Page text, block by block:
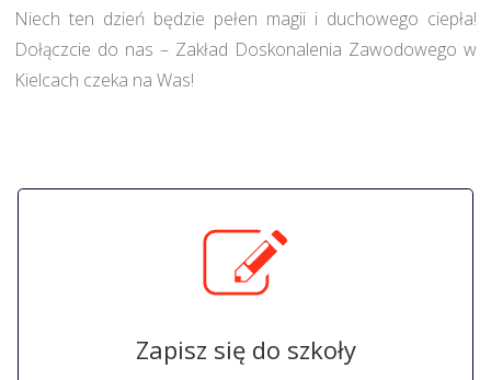
Niech ten dzień będzie pełen magii i duchowego ciepła!
Dołączcie do nas – Zakład Doskonalenia Zawodowego w
Kielcach czeka na Was!
Zapisz się do szkoły